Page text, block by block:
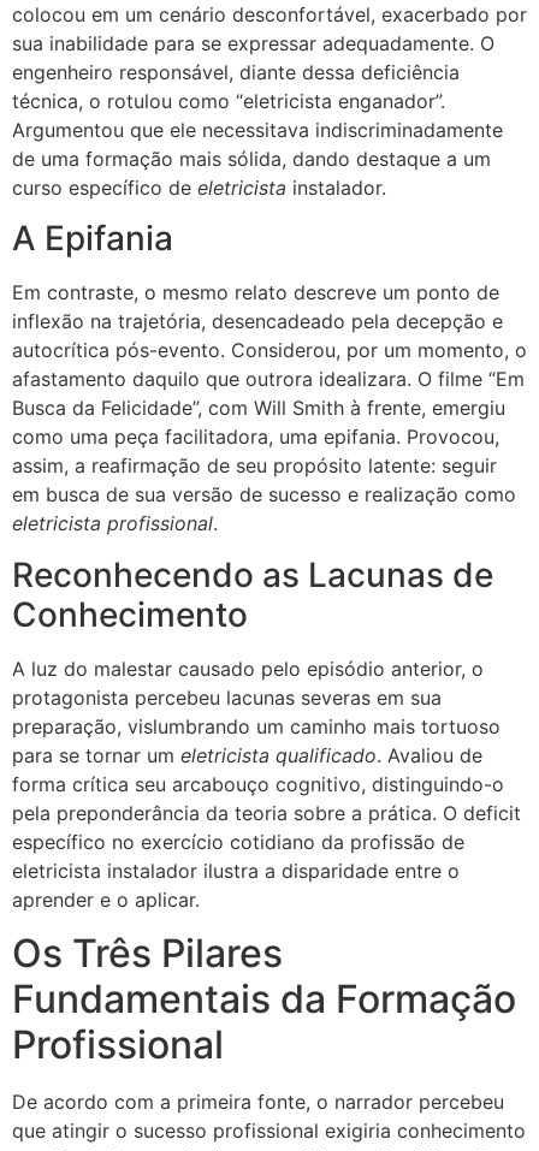
colocou em um cenário desconfortável, exacerbado por
sua inabilidade para se expressar adequadamente. O
engenheiro responsável, diante dessa deficiência
técnica, o rotulou como “eletricista enganador”.
Argumentou que ele necessitava indiscriminadamente
de uma formação mais sólida, dando destaque a um
curso específico de eletricista instalador.
A Epifania
Em contraste, o mesmo relato descreve um ponto de
inflexão na trajetória, desencadeado pela decepção e
autocrítica pós-evento. Considerou, por um momento, o
afastamento daquilo que outrora idealizara. O filme “Em
Busca da Felicidade”, com Will Smith à frente, emergiu
como uma peça facilitadora, uma epifania. Provocou,
assim, a reafirmação de seu propósito latente: seguir
em busca de sua versão de sucesso e realização como
eletricista profissional.
Reconhecendo as Lacunas de
Conhecimento
A luz do malestar causado pelo episódio anterior, o
protagonista percebeu lacunas severas em sua
preparação, vislumbrando um caminho mais tortuoso
para se tornar um eletricista qualificado. Avaliou de
forma crítica seu arcabouço cognitivo, distinguindo-o
pela preponderância da teoria sobre a prática. O deficit
específico no exercício cotidiano da profissão de
eletricista instalador ilustra a disparidade entre o
aprender e o aplicar.
Os Três Pilares
Fundamentais da Formação
Profissional
De acordo com a primeira fonte, o narrador percebeu
que atingir o sucesso profissional exigiria conhecimento